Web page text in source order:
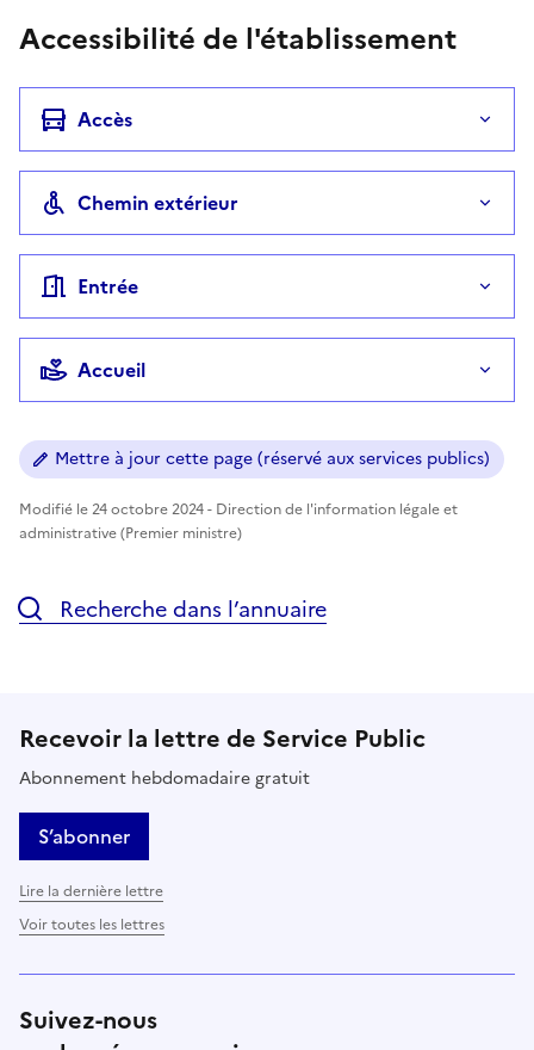
Accessibilité de l'établissement
Accès
Chemin extérieur
Entrée
Accueil
Mettre à jour cette page (réservé aux services publics)
Modifié le 24 octobre 2024 - Direction de l'information légale et
administrative (Premier ministre)
Recherche dans l’annuaire
Recevoir la lettre de Service Public
Abonnement hebdomadaire gratuit
S’abonner
Lire la dernière lettre
Voir toutes les lettres
Suivez-nous